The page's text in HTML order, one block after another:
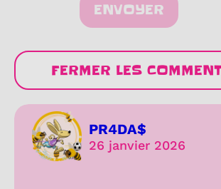
ENVOYER
FERMER LES
PR4DA$
26 janvier 2026